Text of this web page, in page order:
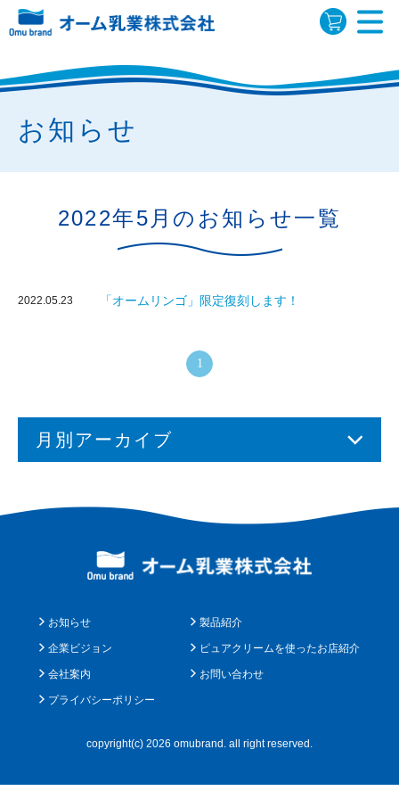
お知らせ
2022年5月のお知らせ一覧
2022.05.23 「オームリンゴ」限定復刻します！
1
月別アーカイブ
お知らせ
企業ビジョン
会社案内
プライバシーポリシー
製品紹介
ピュアクリームを使ったお店紹介
お問い合わせ
copyright(c) 2026 omubrand. all right reserved.